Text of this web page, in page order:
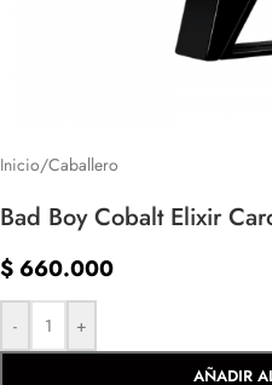
Inicio/Caballero
Bad Boy Cobalt Elixir
$ 660.000
- +
AÑADIR